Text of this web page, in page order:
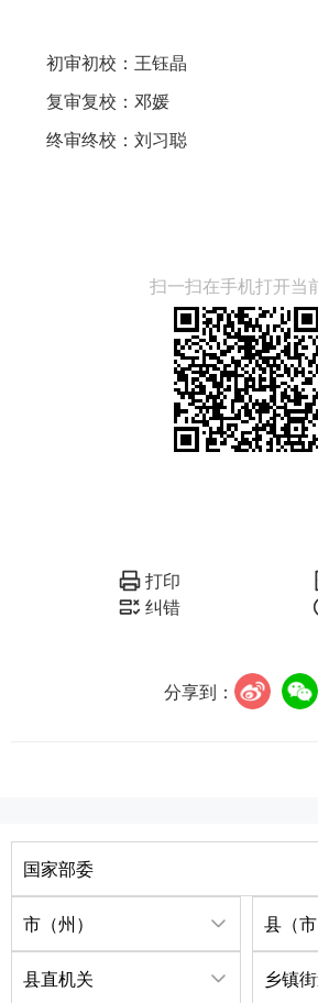
初审初校：王钰晶
复审复校：邓媛
终审终校：刘习聪
扫一扫在手机打开当
打印
纠错
分享到：
国家部委
市（州） 县（市
县直机关 乡镇